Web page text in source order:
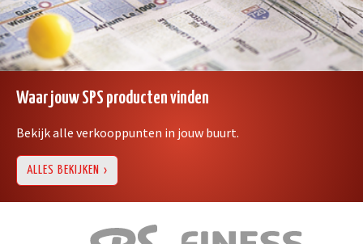
Waar jouw SPS producten vinden
Bekijk alle verkooppunten in jouw buurt.
ALLES BEKIJKEN